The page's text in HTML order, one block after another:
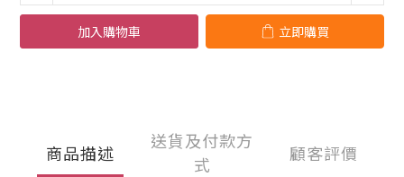
加入購物車 立即購買
商品描述
送貨及付款方
式
顧客評價